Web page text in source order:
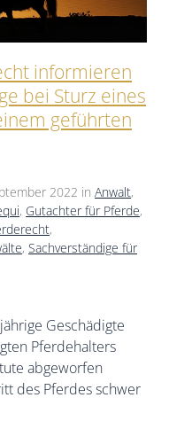
informieren
bei Sturz eines
geführten
2022 in Anwalt,
, Gutachter für Pferde,
,
, Sachverständige für
Geschädigte
Pferdehalters
abgeworfen
des Pferdes schwer